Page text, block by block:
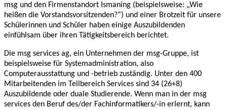
msg und den Firmenstandort Ismaning (beispielsweise: „Wie
heißen die Vorstandsvorsitzenden?“) und einer Brotzeit für unsere
Schülerinnen und Schüler haben einige Auszubildenden
einfühlsam über ihren Tätigkeitsbereich berichtet.
Die msg services ag, ein Unternehmen der msg-Gruppe, ist
beispielsweise für Systemadministration, also
Computerausstattung und -betrieb zuständig. Unter den 400
Mitarbeitenden im Teilbereich Services sind 34 (26+8)
Auszubildende oder duale Studierende. Wenn man in der msg
services den Beruf des/der Fachinformatikers/-in erlernt, kann